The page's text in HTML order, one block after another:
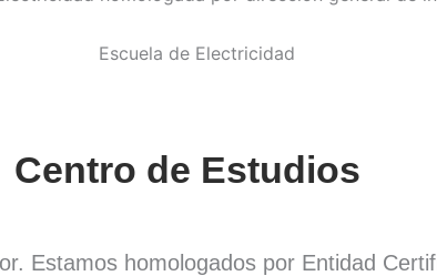
Centro de Estudios
Estamos homologados por Entidad